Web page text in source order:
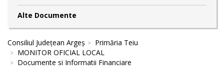
Alte Documente
Consiliul Județean Argeș
Primăria Teiu
MONITOR OFICIAL LOCAL
Documente si Informatii Financiare